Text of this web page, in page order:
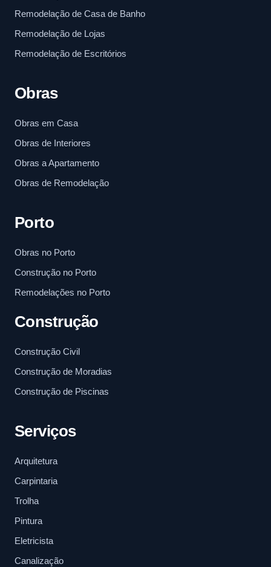
Remodelação de Casa de Banho
Remodelação de Lojas
Remodelação de Escritórios
Obras
Obras em Casa
Obras de Interiores
Obras a Apartamento
Obras de Remodelação
Porto
Obras no Porto
Construção no Porto
Remodelações no Porto
Construção
Construção Civil
Construção de Moradias
Construção de Piscinas
Serviços
Arquitetura
Carpintaria
Trolha
Pintura
Eletricista
Canalização